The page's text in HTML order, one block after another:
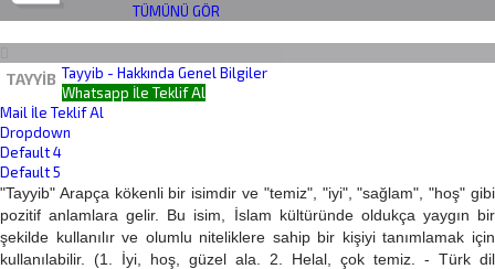
TÜMÜNÜ GÖR
TAYYIB Tayyib - Hakkında Genel Bilgiler
Whatsapp İle Teklif Al
Mail İle Teklif Al
Dropdown
Default 4
Default 5
"Tayyib" Arapça kökenli bir isimdir ve "temiz", "iyi", "sağlam", "hoş" gibi
pozitif anlamlara gelir. Bu isim, İslam kültüründe oldukça yaygın bir
şekilde kullanılır ve olumlu niteliklere sahip bir kişiyi tanımlamak için
kullanılabilir. (1. İyi, hoş, güzel ala. 2. Helal, çok temiz. - Türk dil